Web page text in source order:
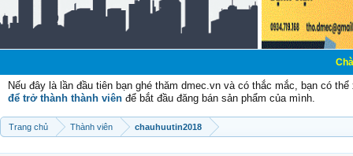
Chào mừng
Nếu đây là lần đầu tiên bạn ghé thăm dmec.vn và có thắc mắc, bạn có
để trở thành thành viên để bắt đầu đăng bán sản phẩm của mình.
Trang chủ Thành viên chauhuutin2018